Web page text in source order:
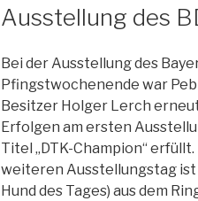
Ausstellung des
Bei der Ausstellung des
Pfingstwochenende war
Besitzer Holger Lerch
Erfolgen am ersten
Titel „DTK-Champion“
weiteren Ausstellungstag ist
Hund des Tages) aus dem